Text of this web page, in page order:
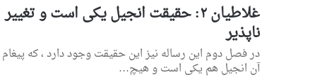
غلاطیان ۲: حقیقت انجیل یکی است و تغییر
ناپذیر
در فصل دوم این رساله نیز این حقیقت وجود دارد ، که پیغام
آن انجیل هم یکی است و هیچ…